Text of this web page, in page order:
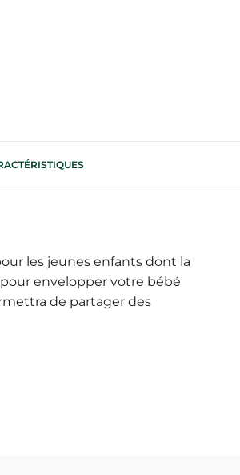
les jeunes enfants dont la
envelopper votre bébé
de partager des